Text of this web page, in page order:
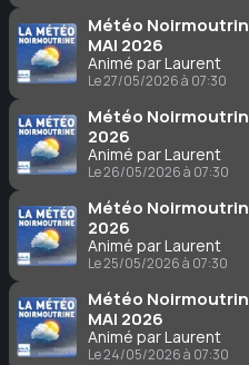
Météo
MAI 2026
Animé par Laurent
Le 27/05/2026 à 07:30
Météo
2026
Animé par Laurent
Le 26/05/2026 à 07:30
Météo
2026
Animé par Laurent
Le 25/05/2026 à 07:30
Météo
MAI 2026
Animé par Laurent
Le 24/05/2026 à 07:30